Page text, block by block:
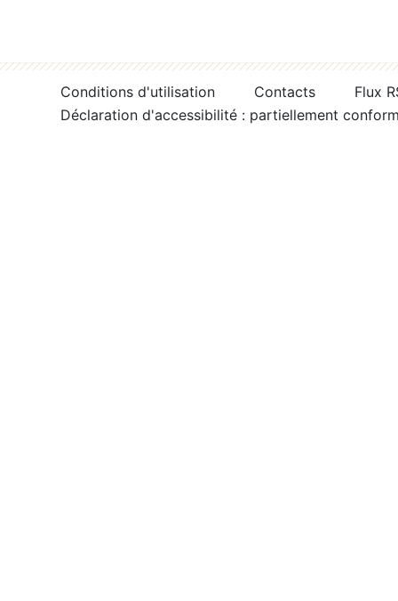
Conditions d'utilisation Contacts
Flux
Déclaration d'accessibilité : partiellement